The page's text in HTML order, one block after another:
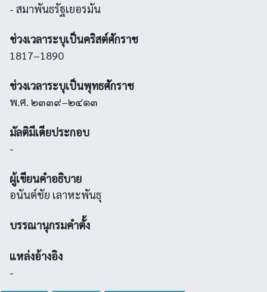
- สมาพันธรัฐเยอรมัน
ช่วงเวลาระบุเป็นคริสต์ศักราช
1817–1890
ช่วงเวลาระบุเป็นพุทธศักราช
พ.ศ. ๒๓๓๙–๒๔๑๓
มัลติมีเดียประกอบ
-
ผู้เขียนคำอธิบาย
อนันต์ชัย เลาหะพันธุ
บรรณานุกรมคำตั้ง
แหล่งอ้างอิง
-